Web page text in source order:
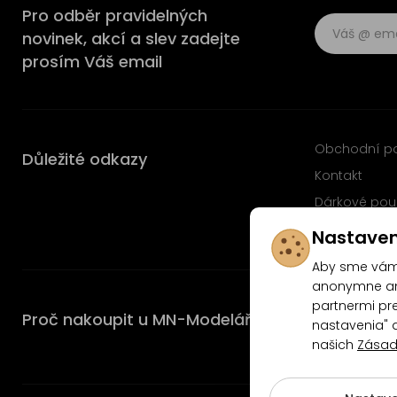
Pro odběr pravidelných
novinek, akcí a slev zadejte
prosím Váš email
Důležité odkazy Obchodní
Kontakt
Dárkové
Časté dotazy
Proč nakoupit u MN-Modelář.cz
4.9/5
Aby sme
anonymne
partnermi
nastavenia"
našich